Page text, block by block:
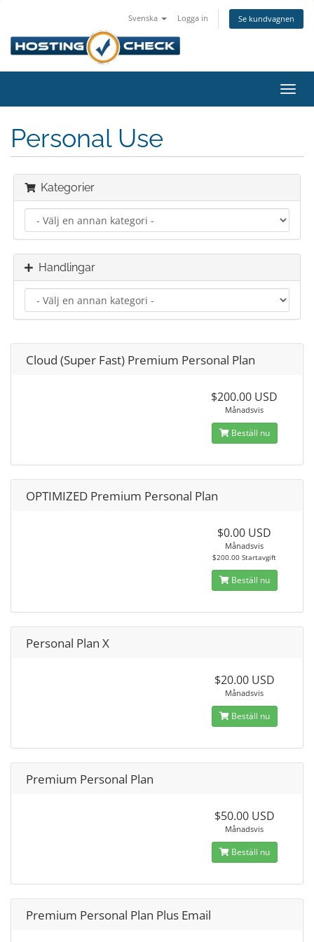
Svenska Logga in Se kundvagnen
Växla
Personal Use
Kategorier
Handlingar
Cloud (Super Fast) Premium Personal Plan
$200.00 USD
Månadsvis
Beställ nu
OPTIMIZED Premium Personal Plan
$0.00 USD
Månadsvis
$200.00 Startavgift
Beställ nu
Personal Plan X
$20.00 USD
Månadsvis
Beställ nu
Premium Personal Plan
$50.00 USD
Månadsvis
Beställ nu
Premium Personal Plan Plus Email